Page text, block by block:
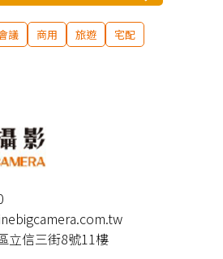
議 商用 旅遊 宅配
立信三街8號11樓
常見問題
聯絡我們